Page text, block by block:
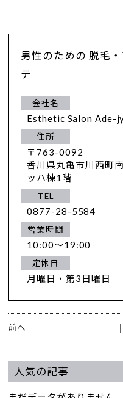
男性のための 脱毛
テ
会社名
Esthetic Salon Ade-
住所
〒763-0092
香川県丸亀市川西町
ッハ棟1階
TEL
0877-28-5584
営業時間
10:00～19:00
定休日
月曜日・第3日曜日
前へ
人気の記事